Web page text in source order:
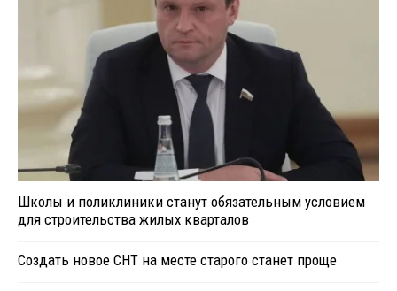
Школы и поликлиники станут обязательным условием
для строительства жилых кварталов
Создать новое СНТ на месте старого станет проще